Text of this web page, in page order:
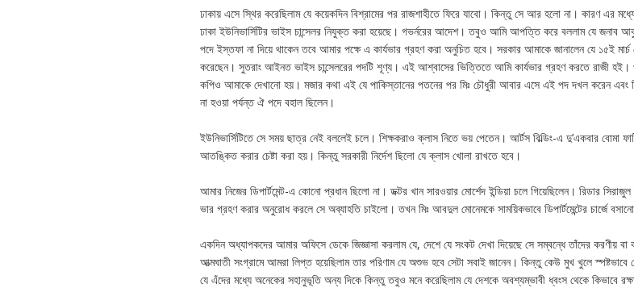
ঢাকায় এসে স্থির করেছিলাম যে কয়েকদিন বিশ্রামের পর রাজশাহীতে ফিরে যাবো। কিন্তু সে আর হলো না। কারণ এর
ঢাকা ইউনিভার্সিটির ভাইস চান্সেলর নিযুক্ত করা হয়েছে। গভর্নরের আদেশ। তবুও আমি আপত্তি করে বললাম যে জনাব
পদে ইস্তফা না দিয়ে থাকেন তবে আমার পক্ষে এ কার্যভার গ্রহণ করা অনুচিত হবে। সরকার আমাকে জানালেন যে ১৫ই
করেছেন। সুতরাং আইনত ভাইস চান্সেলরের পদটি শূণ্য। এই আশ্বাসের ভিত্তিতে আমি কার্যভার গ্রহণ করতে রাজী হই।
কপিও আমাকে দেখানো হয়। মজার কথা এই যে পাকিস্তানের পতনের পর মিঃ চৌধুরী আবার এসে এই পদ দখল করেন এবং
না হওয়া পর্যন্ত ঐ পদে বহাল ছিলেন।
ইউনিভার্সিটিতে সে সময় ছাত্র নেই বললেই চলে। শিক্ষকরাও ক্লাস নিতে ভয় পেতেন। আর্টস বিল্ডিং-এ দু’একবার বোমা
আতঙ্কিত করার চেষ্টা করা হয়। কিন্তু সরকারী নির্দেশ ছিলো যে ক্লাস খোলা রাখতে হবে।
আমার নিজের ডিপার্টমেন্ট-এ কোনো প্রধান ছিলো না। ডক্টর খান সারওয়ার মোর্শেদ ইন্ডিয়া চলে গিয়েছিলেন। রিডার সিরাজুল
ভার গ্রহণ করার অনুরোধ করলে সে অব্যাহতি চাইলো। তখন মিঃ আবদুল মোনেমকে সাময়িকভাবে ডিপার্টমেন্টের চার্জে
একদিন অধ্যাপকদের আমার অফিসে ডেকে জিজ্ঞাসা করলাম যে, দেশে যে সংকট দেখা দিয়েছে সে সম্বন্ধে তাঁদের করণীয়
আত্মঘাতী সংগ্রামে আমরা লিপ্ত হয়েছিলাম তার পরিণাম যে অশুভ হবে সেটা সবাই জানেন। কিন্তু কেউ মুখ খুলে
যে এঁদের মধ্যে অনেকের সহানুভূতি অন্য দিকে কিন্তু তবুও মনে করেছিলাম যে দেশকে অবশ্যম্ভাবী ধ্বংস থেকে কিভাবে